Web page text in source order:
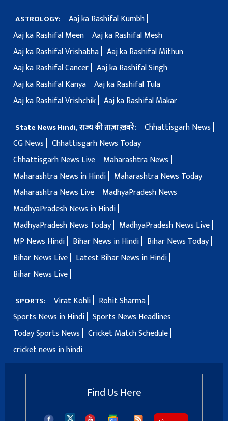
ASTROLOGY:
Aaj ka Rashifal Kumbh
Aaj ka Rashifal Meen Aaj ka Rashifal Mesh
Aaj ka Rashifal Vrishabha Aaj ka Rashifal Mithun
Aaj ka Rashifal Cancer Aaj ka Rashifal Singh
Aaj ka Rashifal Kanya Aaj ka Rashifal Tula
Aaj ka Rashifal Vrishchik Aaj ka Rashifal Makar
State News Hindi, राज्य की ताज़ा ख़बरें:
Chhattisgarh News
CG News
Chhattisgarh News Today
Chhattisgarh News Live
Maharashtra News
Maharashtra News in Hindi
Maharashtra News Today
Maharashtra News Live
MadhyaPradesh News
MadhyaPradesh News in Hindi
MadhyaPradesh News Today
MadhyaPradesh News Live
MP News Hindi
Bihar News in Hindi
Bihar News Today
Bihar News Live
Latest Bihar News in Hindi
Bihar News Live
SPORTS: Virat Kohli
Rohit Sharma
Sports News in Hindi Sports News Headlines
Today Sports News
Cricket Match Schedule
cricket news in hindi
Find Us Here